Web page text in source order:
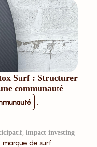
Surf : Structurer
communauté
marque de surf
impact investing